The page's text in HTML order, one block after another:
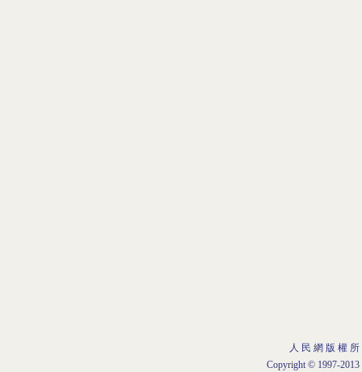
人 民 網 版 權
Copyright © 1997-2013